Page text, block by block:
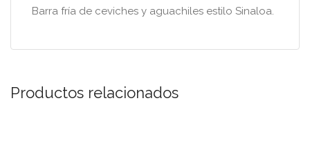
Barra fría de ceviches y aguachiles estilo Sinaloa.
Productos relacionados